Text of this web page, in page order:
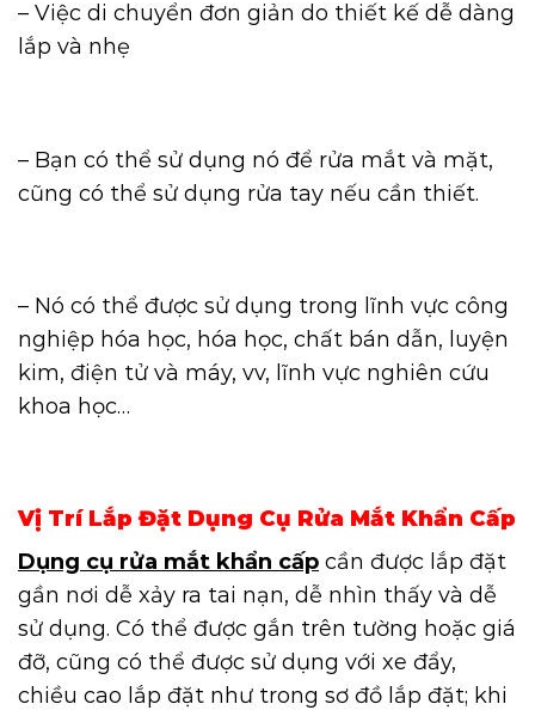
– Việc di chuyển đơn giản do thiết kế dễ dàng
lắp và nhẹ
– Bạn có thể sử dụng nó để rửa mắt và mặt,
cũng có thể sử dụng rửa tay nếu cần thiết.
– Nó có thể được sử dụng trong lĩnh vực công
nghiệp hóa học, hóa học, chất bán dẫn, luyện
kim, điện tử và máy, vv, lĩnh vực nghiên cứu
khoa học…
Vị Trí Lắp Đặt Dụng Cụ Rửa Mắt Khẩn Cấp
Dụng cụ rửa mắt khẩn cấp cần được lắp đặt
gần nơi dễ xảy ra tai nạn, dễ nhìn thấy và dễ
sử dụng. Có thể được gắn trên tường hoặc giá
đỡ, cũng có thể được sử dụng với xe đẩy,
chiều cao lắp đặt như trong sơ đồ lắp đặt; khi